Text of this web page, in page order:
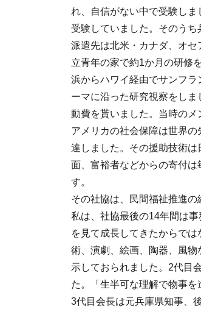
れ、自信がない中で受験し
受験していました。そのう
派遣先は北米・カナダ、オ
立青年の家で約1か月の研修
浜からハワイ経由でサンフ
ーマに沿った研究視察をし
動費を貰いました。当時のメ
アメリカの社会保障は世界
達しました。その援助技術
面、富裕者などからの寄付
す。
その社協は、民間福祉推進の
私は、社協最後の14年間は
を見て成長してきたからで
術、演劇、絵画、陶器、風
示しておられました。2代目
た。「生半可な理解で物事を
3代目会長は元兵庫県知事、